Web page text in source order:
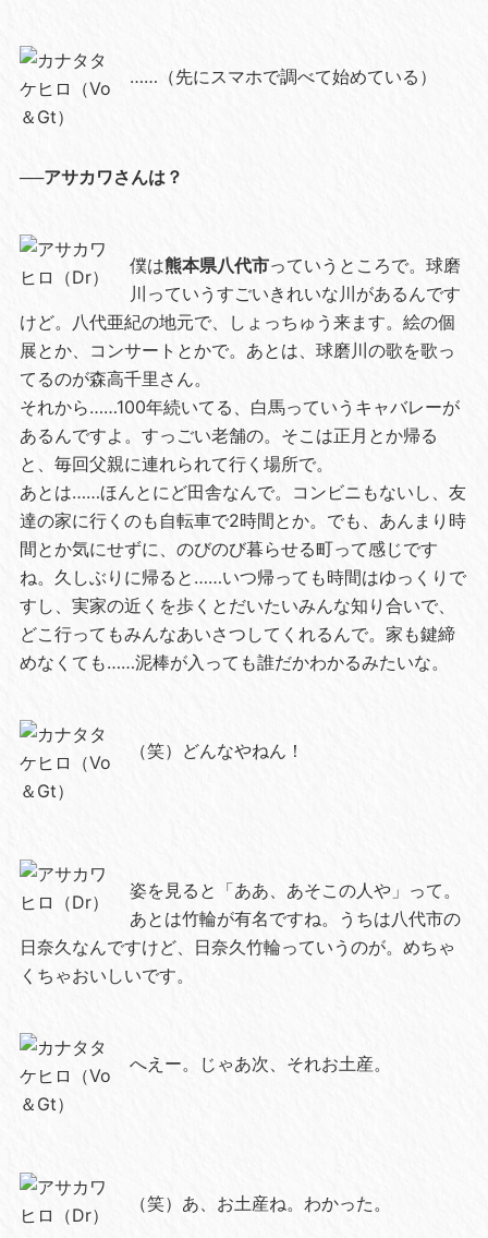
……（先にスマホで調べて始めている）
──アサカワさんは？
僕は熊本県八代市っていうところで。球磨
川っていうすごいきれいな川があるんです
けど。八代亜紀の地元で、しょっちゅう来ます。絵の個
展とか、コンサートとかで。あとは、球磨川の歌を歌っ
てるのが森高千里さん。
それから……100年続いてる、白馬っていうキャバレーが
あるんですよ。すっごい老舗の。そこは正月とか帰る
と、毎回父親に連れられて行く場所で。
あとは……ほんとにど田舎なんで。コンビニもないし、友
達の家に行くのも自転車で2時間とか。でも、あんまり時
間とか気にせずに、のびのび暮らせる町って感じです
ね。久しぶりに帰ると……いつ帰っても時間はゆっくりで
すし、実家の近くを歩くとだいたいみんな知り合いで、
どこ行ってもみんなあいさつしてくれるんで。家も鍵締
めなくても……泥棒が入っても誰だかわかるみたいな。
（笑）どんなやねん！
姿を見ると「ああ、あそこの人や」って。
あとは竹輪が有名ですね。うちは八代市の
日奈久なんですけど、日奈久竹輪っていうのが。めちゃ
くちゃおいしいです。
へえー。じゃあ次、それお土産。
（笑）あ、お土産ね。わかった。